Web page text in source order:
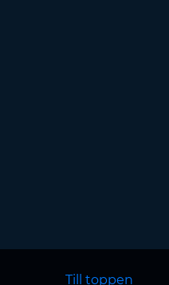
Till toppen